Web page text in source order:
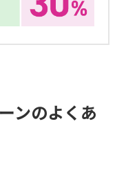
ンのよくあ